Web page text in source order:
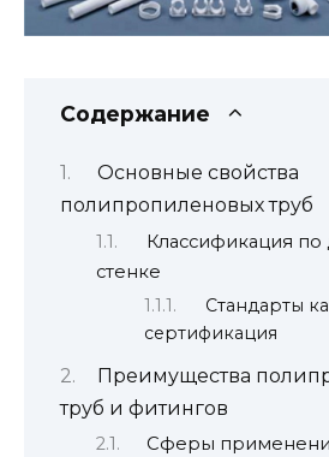
Содержание
Основные свойства
полипропиленовых труб
Классификация по
стенке
Стандарты
сертификация
Преимущества
труб и фитингов
Сферы